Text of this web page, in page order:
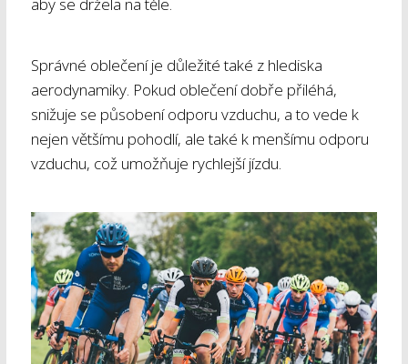
Správné oblečení je důležité také z hlediska
aerodynamiky. Pokud oblečení dobře přiléhá,
snižuje se působení odporu vzduchu, a to vede k
nejen většímu pohodlí, ale také k menšímu odporu
vzduchu, což umožňuje rychlejší jízdu.